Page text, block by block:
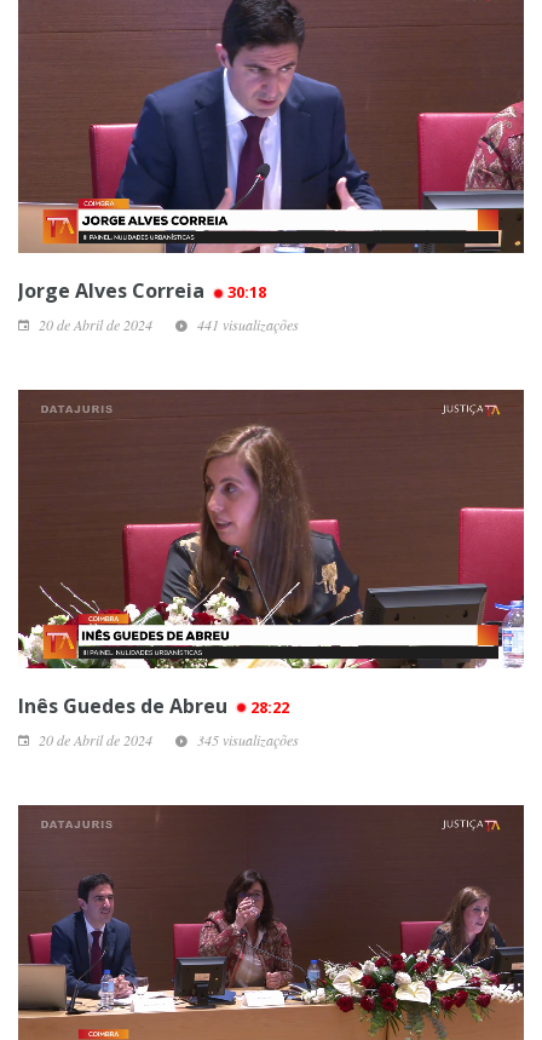
Jorge Alves Correia 30:18
20 de Abril de 2024 441 visualizações
Inês Guedes de Abreu 28:22
20 de Abril de 2024 345 visualizações